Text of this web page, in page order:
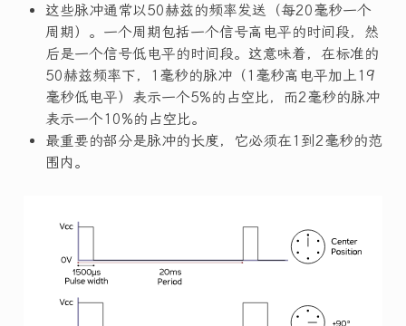
这些脉冲通常以50赫兹的频率发送（每20毫秒一个
周期）。一个周期包括一个信号高电平的时间段，然
后是一个信号低电平的时间段。这意味着，在标准的
50赫兹频率下，1毫秒的脉冲（1毫秒高电平加上19
毫秒低电平）表示一个5%的占空比，而2毫秒的脉冲
表示一个10%的占空比。
最重要的部分是脉冲的长度，它必须在1到2毫秒的范
围内。